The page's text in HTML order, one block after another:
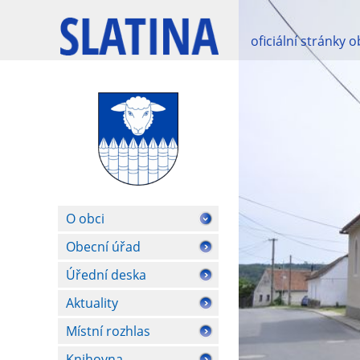
O obci
Obecní úřad
Úřední deska
Aktuality
Místní rozhlas
oficiální stránky